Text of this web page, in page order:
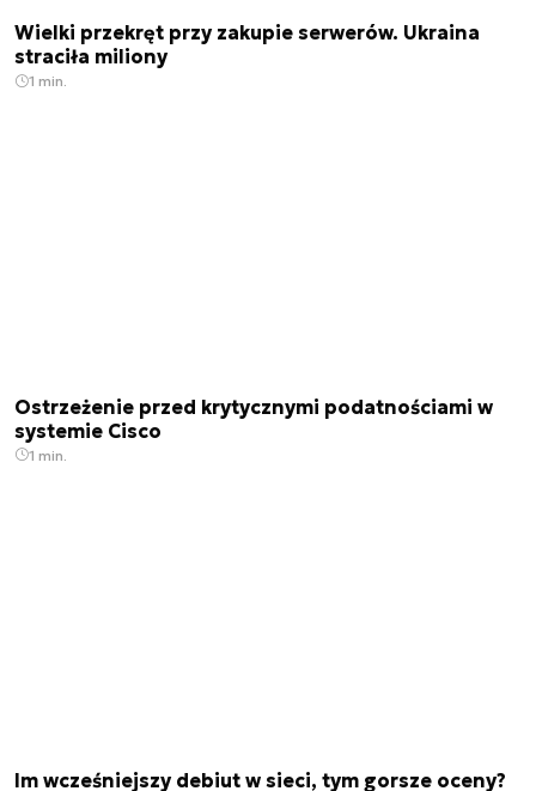
Wielki przekręt przy zakupie serwerów. Ukraina
straciła miliony
1 min.
Ostrzeżenie przed krytycznymi podatnościami w
systemie Cisco
1 min.
Im wcześniejszy debiut w sieci, tym gorsze oceny?